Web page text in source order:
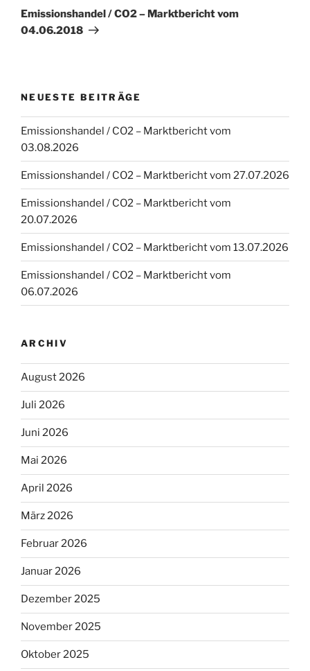
Beitrag
Emissionshandel / CO2 – Marktbericht vom
04.06.2018
NEUESTE BEITRÄGE
Emissionshandel / CO2 – Marktbericht vom
03.08.2026
Emissionshandel / CO2 – Marktbericht vom 27.07.2026
Emissionshandel / CO2 – Marktbericht vom
20.07.2026
Emissionshandel / CO2 – Marktbericht vom 13.07.2026
Emissionshandel / CO2 – Marktbericht vom
06.07.2026
ARCHIV
August 2026
Juli 2026
Juni 2026
Mai 2026
April 2026
März 2026
Februar 2026
Januar 2026
Dezember 2025
November 2025
Oktober 2025